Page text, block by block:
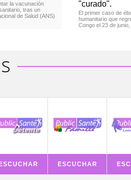
la vacunación
tras un
de Salud (ANS)
"curado".
El primer caso de
humanitario que
Congo el 23 de
ESCUCHAR ESCUCHAR